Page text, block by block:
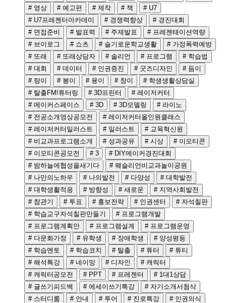
# 영상
# 예고편 # 제작 # 책
# U7
# U7프레젠터아카데미
# 경쟁력향상
# 경진대회
# 면접준비
# 발표력 # 주제발표
# 프레젠테이션역량
# 브이로그
# 쇼츠 # 슬기로운학교생활
# 가정폭력예방
# 또래
# 또래상담자 # 솔리언 # 프로그램
# 학습법
# 대회
# 데이터 # 인권증진 # 굿즈디자인
# 듬이
# 랑이
# 봉이 # 융이 # 창이
# 학생생활상담실
# 탈출FM!튜터링
# 3D프린터
# 레이저커터
# 메이커스페이스
# 3D # 3D모델링
# 라이노
# 전공소개영상공모전
# 레이저커터올인원클래스
# 레이저커터일러스트
# 일러스트
# 교육혁신원
# 비교과프로그램소개
# 성과공유 # 시상
# 이모티콘
# 이모티콘공모전
# 3
# DIY메이커경진대회
# 밤하늘에협성을새기다
# 웨슬리언비교과놀이공원
# 나만의노하우
# 나의발전 # 다양성
# 대학발전
# 대학생활적응
# 방향성 # 새로운
# 지역사회발전
# 참관기
# 투표 # 홍보전략 # 인권센터
# 자석칠판
# 학습교구자석칠판만들기
# 프로그램개발
# 프로그램계획안
# 프로그램설계
# 프로그램운영
# 다문화가정
# 유학생 # 장애학생
# 양성평등
# 학습멘토
# 학습코치 # 탈출 # 튜터
# 튜티
# 해석특강
# 네이밍 # 디자인
# 캐릭터
# 캐릭터공모전
# PPT # 프레젠터
# 1대1상담
# 글쓰기피드백
# 에세이쓰기특강
# 자기소개서첨삭
# 스터디룸
# 안내 # 투어 # 진로특강
# 인권의식